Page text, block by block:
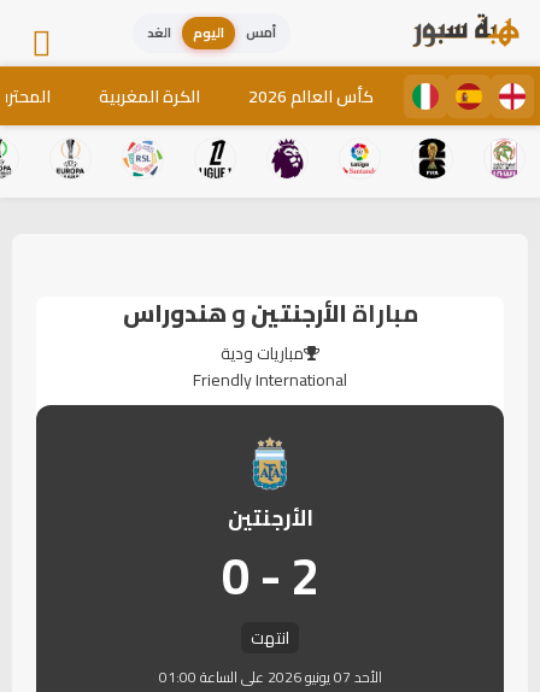
أمس اليوم الغد
كأس العالم 2026 الكرة المغربية
مباراةالأرجنتينوهندوراس
مباريات ودية
Friendly International
الأرجنتين
2 - 0
انتهت
الأحد 07 يونيو 2026 على الساعة 01:00